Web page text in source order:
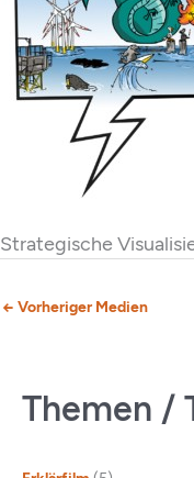
Strategische
← Vorheriger Medien
Themen /